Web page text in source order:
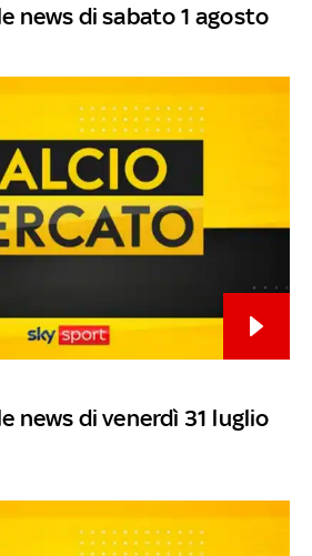
news di sabato 1 agosto
news di venerdì 31 luglio